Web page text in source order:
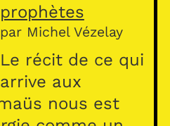
prophètes
par Michel Vézelay
Le récit de ce qui
arrive aux
nous est